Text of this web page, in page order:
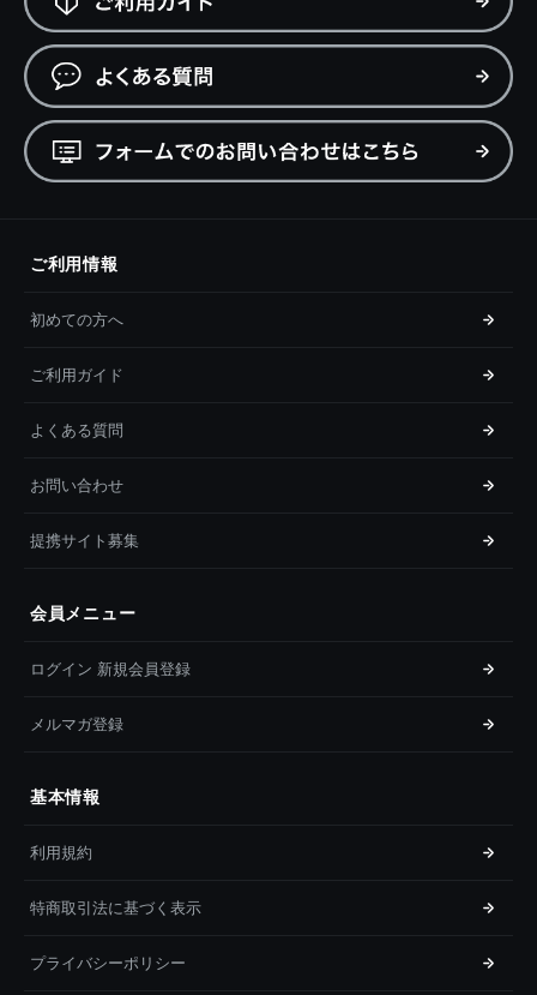
ご利用情報
初めての方へ
ご利用ガイド
よくある質問
お問い合わせ
提携サイト募集
会員メニュー
ログイン 新規会員登録
メルマガ登録
基本情報
利用規約
特商取引法に基づく表示
プライバシーポリシー